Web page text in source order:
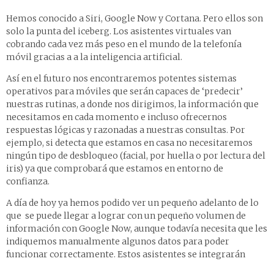
Hemos conocido a Siri, Google Now y Cortana. Pero ellos son
solo la punta del iceberg. Los asistentes virtuales van
cobrando cada vez más peso en el mundo de la telefonía
móvil gracias a a la inteligencia artificial.
Así en el futuro nos encontraremos potentes sistemas
operativos para móviles que serán capaces de ‘predecir’
nuestras rutinas, a donde nos dirigimos, la información que
necesitamos en cada momento e incluso ofrecernos
respuestas lógicas y razonadas a nuestras consultas. Por
ejemplo, si detecta que estamos en casa no necesitaremos
ningún tipo de desbloqueo (facial, por huella o por lectura del
iris) ya que comprobará que estamos en entorno de
confianza.
A día de hoy ya hemos podido ver un pequeño adelanto de lo
que se puede llegar a lograr con un pequeño volumen de
información con Google Now, aunque todavía necesita que les
indiquemos manualmente algunos datos para poder
funcionar correctamente. Estos asistentes se integrarán